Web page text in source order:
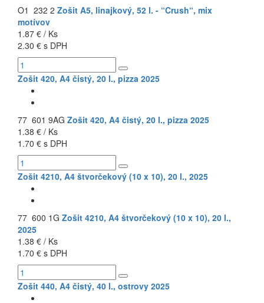
O1 232 2 Zošit A5, linajkový, 52 l. - “Crush“, mix
motívov
1.87 € / Ks
2.30 € s DPH
Zošit 420, A4 čistý, 20 l., pizza 2025
77 601 9AG Zošit 420, A4 čistý, 20 l., pizza 2025
1.38 € / Ks
1.70 € s DPH
Zošit 4210, A4 štvorčekový (10 x 10), 20 l., 2025
77 600 1G Zošit 4210, A4 štvorčekový (10 x 10), 20 l.,
2025
1.38 € / Ks
1.70 € s DPH
Zošit 440, A4 čistý, 40 l., ostrovy 2025